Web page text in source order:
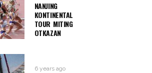
NANJING
KONTINENTAL
TOUR MITING
OTKAZAN
6 years ago